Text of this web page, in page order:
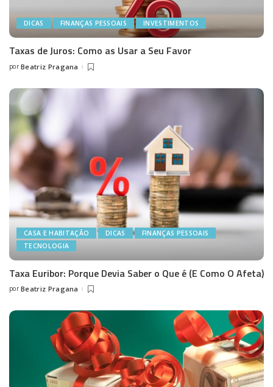
DICAS FINANÇAS PESSOAIS INVESTIMENTOS
Taxas de Juros: Como as Usar a Seu Favor
Posted
por Beatriz Pragana
CASA E HABITAÇÃO DICAS
FINANÇAS PESSOAIS
TECNOLOGIA
Taxa Euribor: Porque Devia Saber o Que é (E Como O Afeta)
Posted
por Beatriz Pragana